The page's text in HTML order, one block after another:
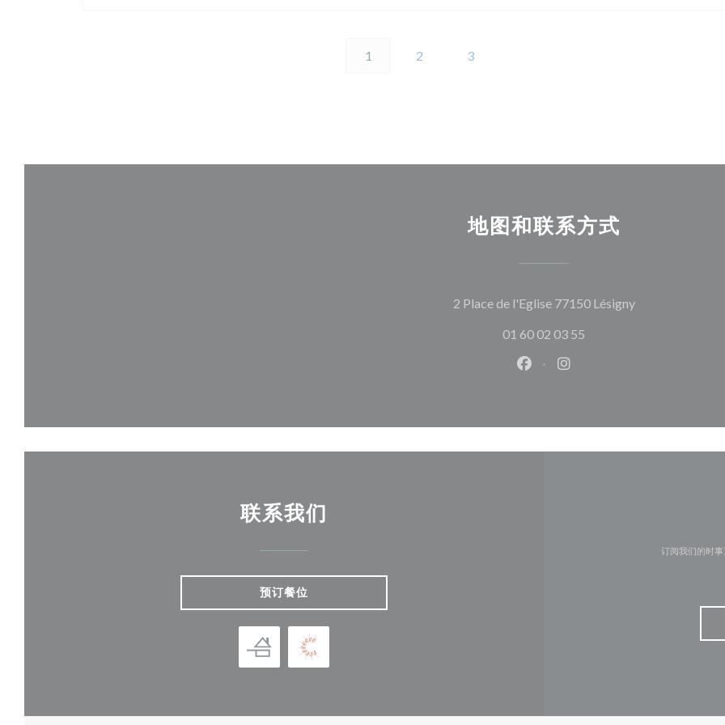
1 2 3
地图和联系方式
2 Place de l'Eglise 77150 Lésigny((在新窗口中打
01 60 02 03 55
Facebook ((在新窗口中打开))
Instagram ((在新窗口中
联系我们
预订餐位
订阅我们的时